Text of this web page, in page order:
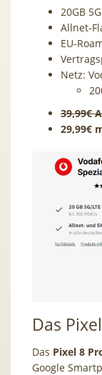
20GB
Allnet-
EU-
Netz:
39,99€
29,99€
Das
Das Pixel 8
Google